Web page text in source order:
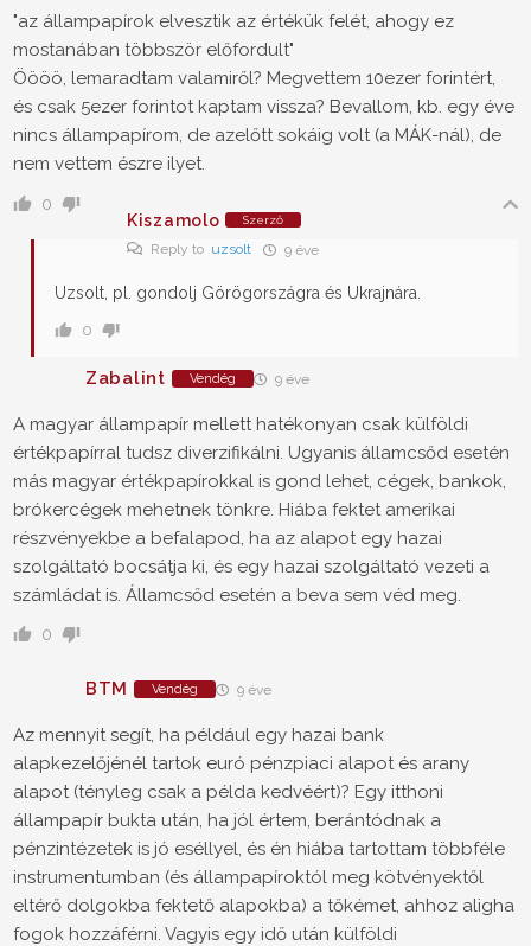
"az állampapírok elvesztik az értékük felét, ahogy ez
mostanában többször előfordult"
Öööö, lemaradtam valamiről? Megvettem 10ezer forintért,
és csak 5ezer forintot kaptam vissza? Bevallom, kb. egy éve
nincs állampapírom, de azelőtt sokáig volt (a MÁK-nál), de
nem vettem észre ilyet.
0
Kiszamolo
Szerző
Reply to uzsolt 9 éve
Uzsolt, pl. gondolj Görögországra és Ukrajnára.
0
Zabalint Vendég 9 éve
A magyar állampapír mellett hatékonyan csak külföldi
értékpapírral tudsz diverzifikálni. Ugyanis államcsőd esetén
más magyar értékpapírokkal is gond lehet, cégek, bankok,
brókercégek mehetnek tönkre. Hiába fektet amerikai
részvényekbe a befalapod, ha az alapot egy hazai
szolgáltató bocsátja ki, és egy hazai szolgáltató vezeti a
számládat is. Államcsőd esetén a beva sem véd meg.
0
BTM Vendég 9 éve
Az mennyit segít, ha például egy hazai bank
alapkezelőjénél tartok euró pénzpiaci alapot és arany
alapot (tényleg csak a példa kedvéért)? Egy itthoni
állampapír bukta után, ha jól értem, berántódnak a
pénzintézetek is jó eséllyel, és én hiába tartottam többféle
instrumentumban (és állampapíroktól meg kötvényektől
eltérő dolgokba fektető alapokba) a tőkémet, ahhoz aligha
fogok hozzáférni. Vagyis egy idő után külföldi